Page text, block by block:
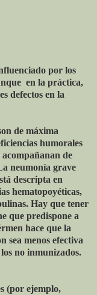
por los
en la práctica,
defectos en la
de máxima
humorales
de
neumonía grave
descripta en
hematopoyéticas,
Hay que tener
que predispone a
hace que la
sea menos efectiva
no inmunizados.
(por ejemplo,